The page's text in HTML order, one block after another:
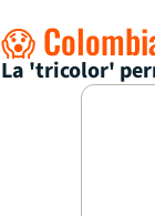
😱
La 'tricolor'